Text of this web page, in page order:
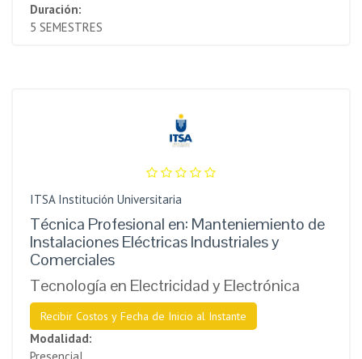
Duración:
5 SEMESTRES
ITSA Institución Universitaria
Técnica Profesional en: Manteniemiento de
Instalaciones Eléctricas Industriales y
Comerciales
Tecnología en Electricidad y Electrónica
Recibir Costos y Fecha de Inicio al Instante
Modalidad: